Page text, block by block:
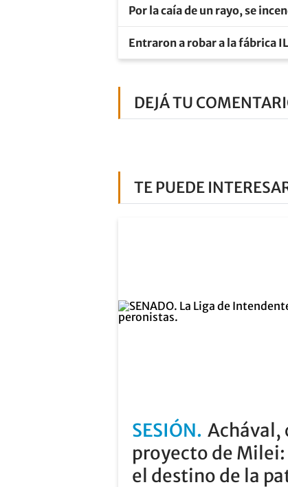
Por la caía de un rayo, se
Entraron a robar a la fábrica
DEJÁ TU
TE PUEDE
SESIÓN Achával,
proyecto de
el destino de la